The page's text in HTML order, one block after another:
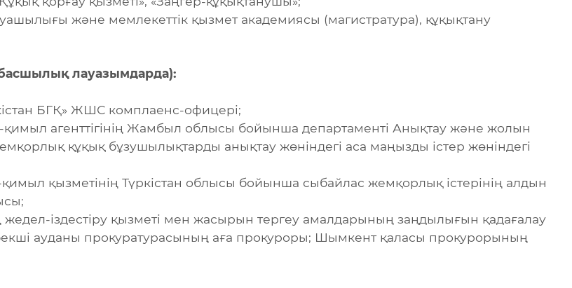
және мемлекеттік қызмет академиясы (магистратура), құқықтану
лауазымдарда):
БГҚ» ЖШС комплаенс-офицері;
агенттігінің Жамбыл облысы бойынша департаменті Анықтау және жолын
құқық бұзушылықтарды анықтау жөніндегі аса маңызды істер жөніндегі
қызметінің Түркістан облысы бойынша сыбайлас жемқорлық істерінің алдын
іздестіру қызметі мен жасырын тергеу амалдарының заңдылығын қадағалау
ауданы прокуратурасының аға прокуроры; Шымкент қаласы прокурорының